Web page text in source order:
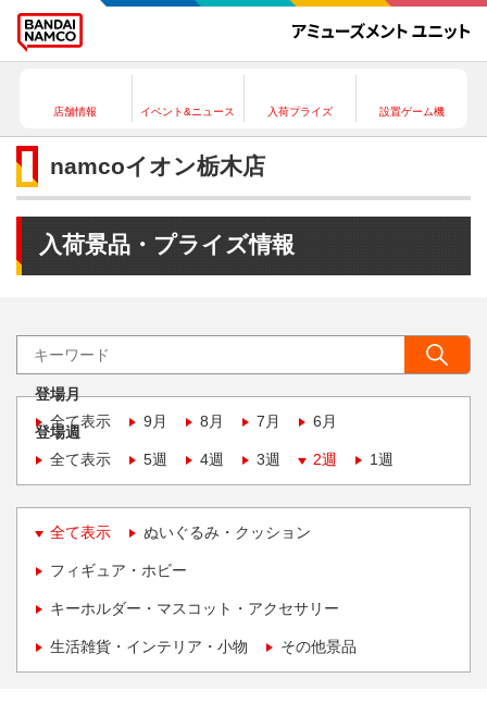
店舗情報 イベント&ニュース 入荷プライズ 設置ゲーム機
namcoイオン栃木店
入荷景品・プライズ情報
登場月
全て表示
9月 8月 7月 6月
登場週
全て表示
5週 4週 3週 2週 1週
全て表示 ぬいぐるみ・クッション
フィギュア・ホビー
キーホルダー・マスコット・アクセサリー
生活雑貨・インテリア・小物 その他景品